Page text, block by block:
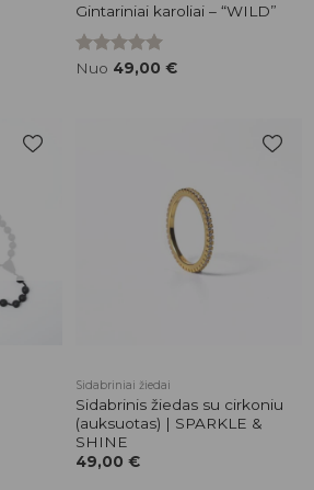
Gintariniai karoliai – “WILD”
Įvertinimas:
Nuo 49,00 €
Sidabriniai žiedai
Sidabrinis žiedas su cirkoniu
(auksuotas) | SPARKLE &
SHINE
49,00 €